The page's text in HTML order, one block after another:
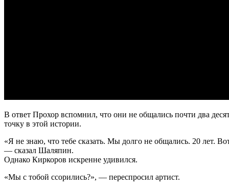
В ответ Прохор вспомнил, что они не общались почти два
точку в этой истории.
«Я не знаю, что тебе сказать. Мы долго не общались. 20 лет.
— сказал Шаляпин.
Однако Киркоров искренне удивился.
«Мы с тобой ссорились?», — переспросил артист.